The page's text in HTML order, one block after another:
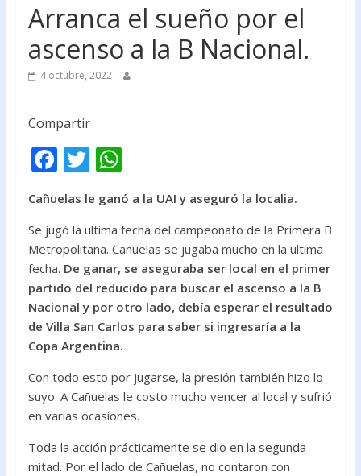
Arranca el sueño por el
ascenso a la B Nacional.
4 octubre, 2022
Compartir
F
ac
e
b
o
o
k
T
itt
er
W
h
at
s
A
p
p
Cañuelas le ganó a la UAI y aseguró la localia.
Se jugó la ultima fecha del campeonato de la Primera B
Metropolitana. Cañuelas se jugaba mucho en la ultima
fecha. De ganar, se aseguraba ser local en el primer
partido del reducido para buscar el ascenso a la B
Nacional y por otro lado, debía esperar el resultado
de Villa San Carlos para saber si ingresaría a la
Copa Argentina.
Con todo esto por jugarse, la presión también hizo lo
suyo. A Cañuelas le costo mucho vencer al local y sufrió
en varias ocasiones.
Toda la acción prácticamente se dio en la segunda
mitad. Por el lado de Cañuelas, no contaron con